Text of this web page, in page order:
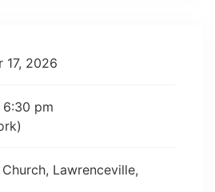
17, 2026
pm
Lawrenceville,